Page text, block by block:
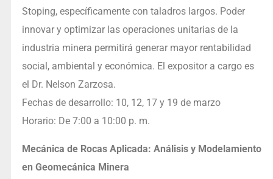
Stoping, específicamente con taladros largos. Poder
innovar y optimizar las operaciones unitarias de la
industria minera permitirá generar mayor rentabilidad
social, ambiental y económica. El expositor a cargo es
el Dr. Nelson Zarzosa.
Fechas de desarrollo: 10, 12, 17 y 19 de marzo
Horario: De 7:00 a 10:00 p. m.
Mecánica de Rocas Aplicada: Análisis y Modelamiento
en Geomecánica Minera